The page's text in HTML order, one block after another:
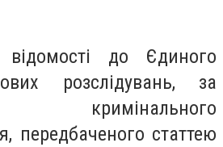
відомості до Єдиного
розслідувань, за
передбаченого статтею